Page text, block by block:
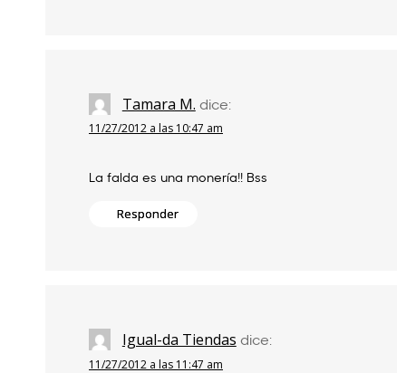
Tamara M. dice:
11/27/2012 a las 10:47 am
La falda es una monería!! Bss
Responder
Igual-da Tiendas dice:
11/27/2012 a las 11:47 am